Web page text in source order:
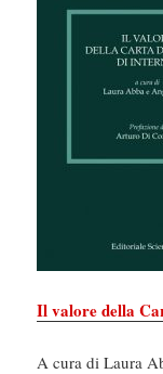
Il valore della
A cura di Laura